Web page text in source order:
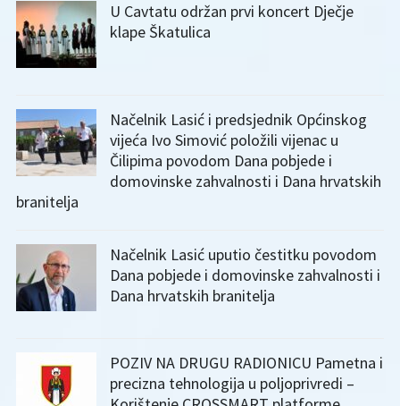
U Cavtatu održan prvi koncert Dječje
klape Škatulica
Načelnik Lasić i predsjednik Općinskog
vijeća Ivo Simović položili vijenac u
Čilipima povodom Dana pobjede i
domovinske zahvalnosti i Dana hrvatskih
branitelja
Načelnik Lasić uputio čestitku povodom
Dana pobjede i domovinske zahvalnosti i
Dana hrvatskih branitelja
POZIV NA DRUGU RADIONICU Pametna i
precizna tehnologija u poljoprivredi –